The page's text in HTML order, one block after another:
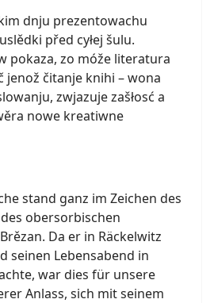
dnju prezentowachu
před cyłej šulu.
pokaza, zo móže literatura
jenož čitanje knihi – wona
zwjazuje zašłosć a
nowe kreatiwne
stand ganz im Zeichen des
obersorbischen
Da er in Räckelwitz
seinen Lebensabend in
war dies für unsere
Anlass, sich mit seinem